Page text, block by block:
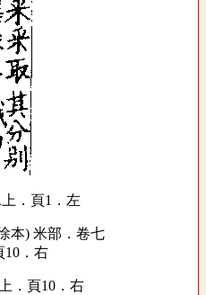
．頁1．左
．頁10．右